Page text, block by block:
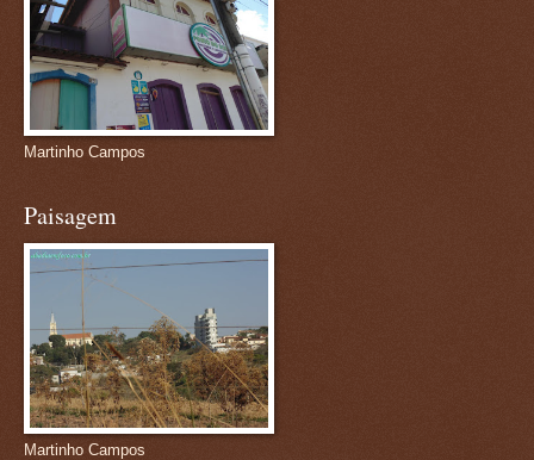
Martinho Campos
Paisagem
Martinho Campos